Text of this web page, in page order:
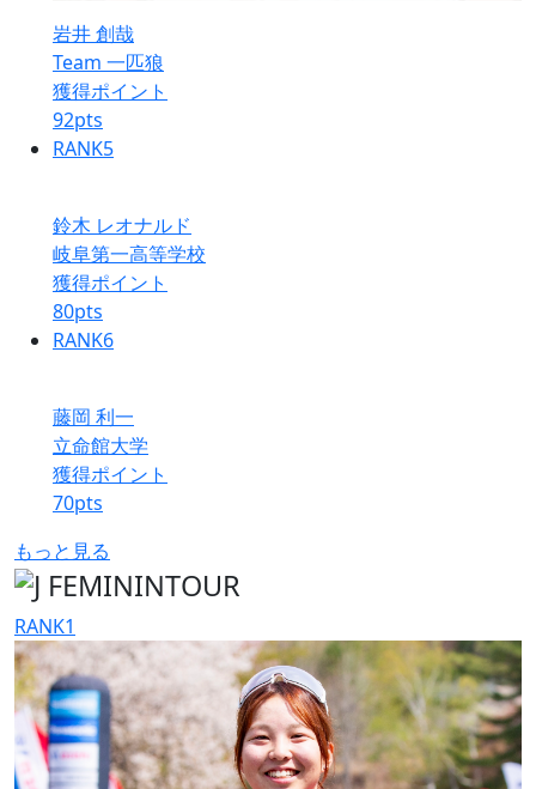
岩井 創哉
Team 一匹狼
獲得ポイント
92pts
RANK5
鈴木 レオナルド
岐阜第一高等学校
獲得ポイント
80pts
RANK6
藤岡 利一
立命館大学
獲得ポイント
70pts
もっと見る
RANK1